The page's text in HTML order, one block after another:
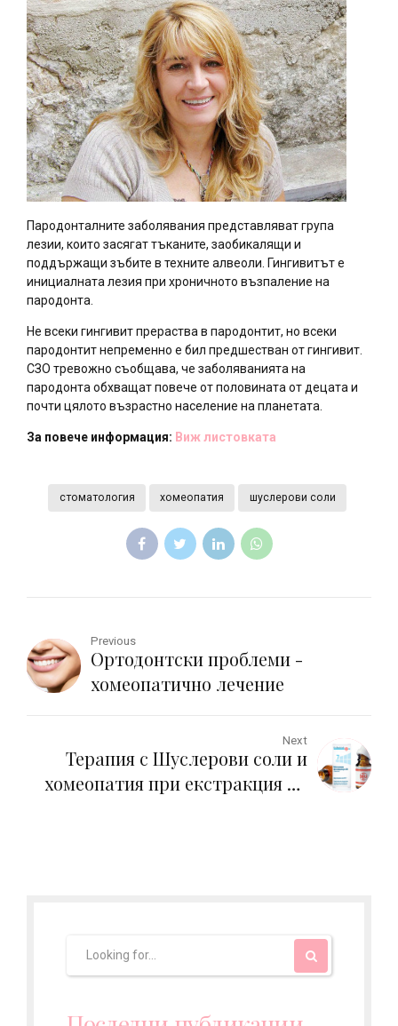
Пародонталните заболявания представляват група
лезии, които засягат тъканите, заобикалящи и
поддържащи зъбите в техните алвеоли. Гингивитът е
инициалната лезия при хроничното възпаление на
пародонта.
Не всеки гингивит прераства в пародонтит, но всеки
пародонтит непременно е бил предшестван от гингивит.
СЗО тревожно съобщава, че заболяванията на
пародонта обхващат повече от половината от децата и
почти цялото възрастно население на планетата.
За повече информация: Виж листовката
стоматология хомеопатия шуслерови соли
Previous
Ортодонтски проблеми -
хомеопатично лечение
Next
Терапия с Шуслерови соли и
хомеопатия при екстракция на